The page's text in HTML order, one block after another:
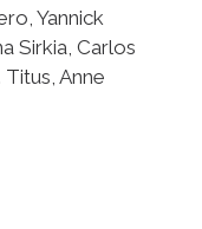
Yannick
Sirkia, Carlos
Anne